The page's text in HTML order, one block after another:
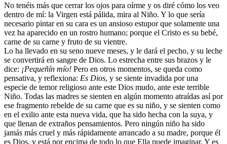
No tenéis más que cerrar los ojos para oírme y os diré cómo los veo
dentro de mí: la Virgen está pálida, mira al Niño. Y lo que sería
necesario pintar en su cara es un ansioso estupor que solamente una
vez ha aparecido en un rostro humano; porque el Cristo es su bebé,
carne de su carne y fruto de su vientre.
Lo ha llevado en su seno nueve meses, y le dará el pecho, y su leche
se convertirá en sangre de Dios. Lo estrecha entre sus brazos y le
dice: ¡Pequeñín mío! Pero en otros momentos, se queda como
pensativa, y reflexiona: Es Dios, y se siente invadida por una
especie de temor religioso ante este Dios mudo, ante este terrible
Niño. Todas las madres se sienten en algún momento atraídas así por
ese fragmento rebelde de su carne que es su niño, y se sienten como
en el exilio ante esta nueva vida, que ha sido hecha con la suya, y
que llenan de extraños pensamientos. Pero ningún niño ha sido
jamás más cruel y más rápidamente arrancado a su madre, porque él
es Dios, y está por encima de todo lo que Ella puede imaginar. Y es